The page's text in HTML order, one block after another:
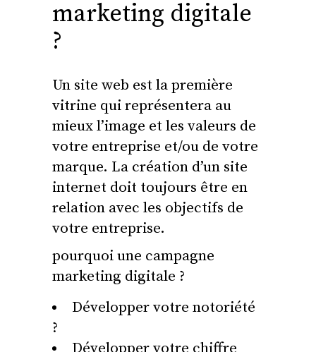
marketing digitale
?
Un site web est la première
vitrine qui représentera au
mieux l’image et les valeurs de
votre entreprise et/ou de votre
marque. La création d’un site
internet doit toujours être en
relation avec les objectifs de
votre entreprise.
pourquoi une campagne
marketing digitale ?
Développer votre notoriété
?
Développer votre chiffre